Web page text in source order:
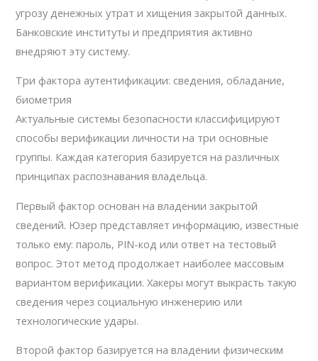
угрозу денежных утрат и хищения закрытой данных.
Банковские институты и предприятия активно
внедряют эту систему.
Три фактора аутентификации: сведения, обладание,
биометрия
Актуальные системы безопасности классифицируют
способы верификации личности на три основные
группы. Каждая категория базируется на различных
принципах распознавания владельца.
Первый фактор основан на владении закрытой
сведений. Юзер представляет информацию, известные
только ему: пароль, PIN-код или ответ на тестовый
вопрос. Этот метод продолжает наиболее массовым
вариантом верификации. Хакеры могут выкрасть такую
сведения через социальную инженерию или
технологические удары.
Второй фактор базируется на владении физическим